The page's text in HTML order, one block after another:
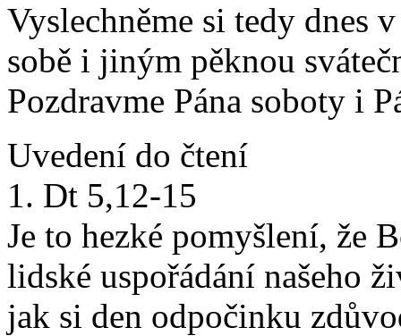
Vyslechněme si tedy dnes
sobě i jiným pěknou
Pozdravme Pána soboty i
Uvedení do čtení
1. Dt 5,12-15
Je to hezké pomyšlení, že
lidské uspořádání našeho
jak si den odpočinku